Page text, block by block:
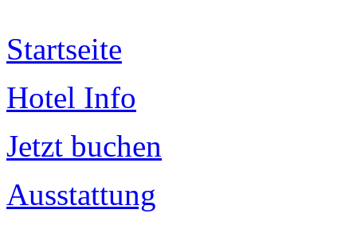
Startseite
Hotel Info
Jetzt buchen
Ausstattung